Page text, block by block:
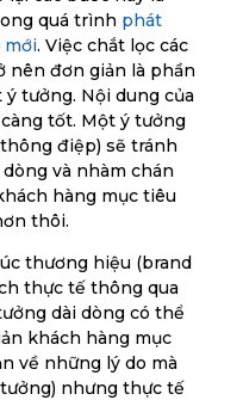
quá trình phát
mới. Việc chắt lọc các
nên đơn giản là phần
tưởng. Nội dung của
tốt. Một ý tưởng
điệp) sẽ tránh
và nhàm chán
hàng mục tiêu
thôi.
thương hiệu (brand
thực tế thông qua
dài dòng có thể
khách hàng mục
về những lý do mà
nhưng thực tế